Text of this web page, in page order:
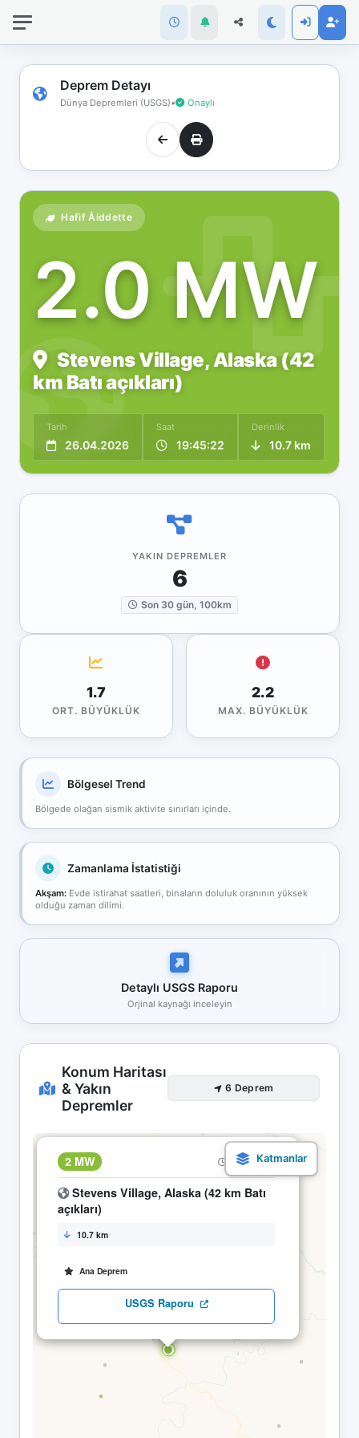
Deprem Detayı
Dünya Depremleri (USGS)• Onaylı
Hafif Åiddette
2.0 MW
Stevens Village, Alaska (42
km Batı açıkları)
Tarih
26.04.2026
Saat
19:45:22
Derinlik
10.7 km
YAKIN DEPREMLER
6
Son 30 gün, 100km
1.7
ORT. BÜYÜKLÜK
2.2
MAX. BÜYÜKLÜK
Bölgesel Trend
Bölgede olağan sismik aktivite sınırları içinde.
Zamanlama İstatistiği
Akşam: Evde istirahat saatleri, binaların doluluk oranının yüksek
olduğu zaman dilimi.
Detaylı USGS Raporu
Orjinal kaynağı inceleyin
Konum Haritası
& Yakın
Depremler
6 Deprem
2 MW 26.04 19:45
Stevens Village, Alaska (42 km Batı
açıkları)
10.7 km
Ana Deprem
USGS Raporu
×
bağlantınız
koptu!
Çevrimdışı
moddasınız.